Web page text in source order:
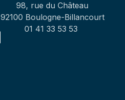
98, rue du Château
92100 Boulogne-Billancourt
01 41 33 53 53